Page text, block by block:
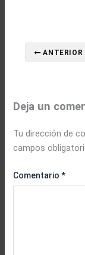
ANTERIOR
Deja un
Tu dirección de
campos
Comentario*